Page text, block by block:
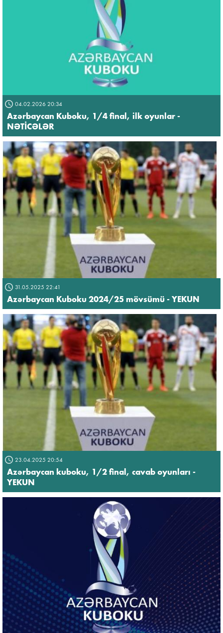
04.02.2026 20:34
Azərbaycan Kuboku, 1/4 final, ilk oyunlar -
NƏTİCƏLƏR
31.05.2025 22:41
Azərbaycan Kuboku 2024/25 mövsümü - YEKUN
23.04.2025 20:54
Azərbaycan kuboku, 1/2 final, cavab oyunları -
YEKUN